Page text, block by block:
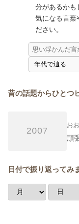
分があるかも
気になる言葉
ださい。
昔の話題からひとつ
2007
お
頑
日付で振り返ってみ